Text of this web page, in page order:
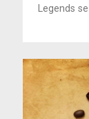
Legends